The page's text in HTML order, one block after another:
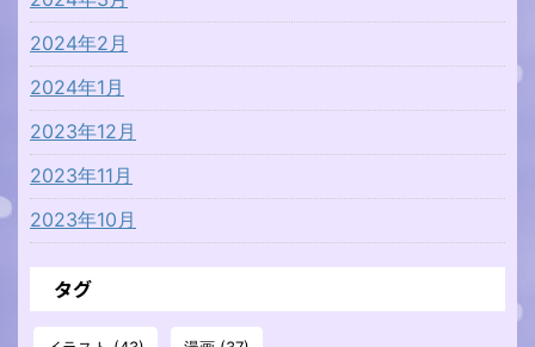
2024年2月
2024年1月
2023年12月
2023年11月
2023年10月
タグ